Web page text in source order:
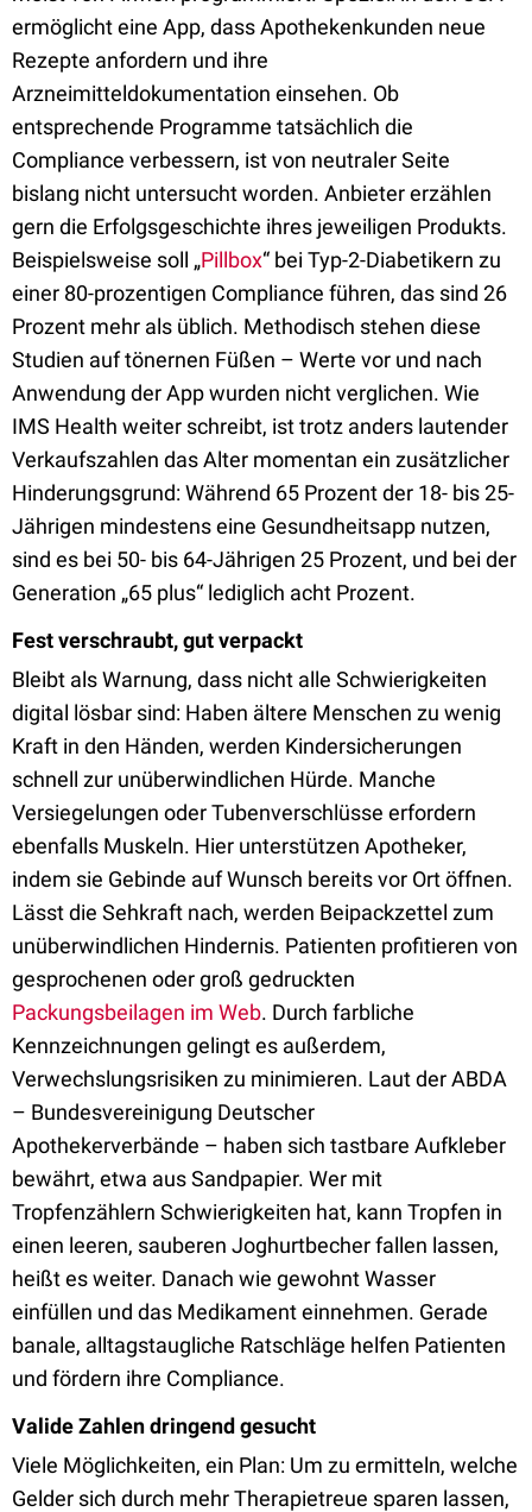
ermöglicht eine App, dass Apothekenkunden neue
Rezepte anfordern und ihre
Arzneimitteldokumentation einsehen. Ob
entsprechende Programme tatsächlich die
Compliance verbessern, ist von neutraler Seite
bislang nicht untersucht worden. Anbieter erzählen
gern die Erfolgsgeschichte ihres jeweiligen Produkts.
Beispielsweise soll „Pillbox“ bei Typ-2-Diabetikern zu
einer 80-prozentigen Compliance führen, das sind 26
Prozent mehr als üblich. Methodisch stehen diese
Studien auf tönernen Füßen – Werte vor und nach
Anwendung der App wurden nicht verglichen. Wie
IMS Health weiter schreibt, ist trotz anders lautender
Verkaufszahlen das Alter momentan ein zusätzlicher
Hinderungsgrund: Während 65 Prozent der 18- bis 25-
Jährigen mindestens eine Gesundheitsapp nutzen,
sind es bei 50- bis 64-Jährigen 25 Prozent, und bei der
Generation „65 plus“ lediglich acht Prozent.
Fest verschraubt, gut verpackt
Bleibt als Warnung, dass nicht alle Schwierigkeiten
digital lösbar sind: Haben ältere Menschen zu wenig
Kraft in den Händen, werden Kindersicherungen
schnell zur unüberwindlichen Hürde. Manche
Versiegelungen oder Tubenverschlüsse erfordern
ebenfalls Muskeln. Hier unterstützen Apotheker,
indem sie Gebinde auf Wunsch bereits vor Ort öffnen.
Lässt die Sehkraft nach, werden Beipackzettel zum
unüberwindlichen Hindernis. Patienten profitieren von
gesprochenen oder groß gedruckten
Packungsbeilagen im Web. Durch farbliche
Kennzeichnungen gelingt es außerdem,
Verwechslungsrisiken zu minimieren. Laut der ABDA
– Bundesvereinigung Deutscher
Apothekerverbände – haben sich tastbare Aufkleber
bewährt, etwa aus Sandpapier. Wer mit
Tropfenzählern Schwierigkeiten hat, kann Tropfen in
einen leeren, sauberen Joghurtbecher fallen lassen,
heißt es weiter. Danach wie gewohnt Wasser
einfüllen und das Medikament einnehmen. Gerade
banale, alltagstaugliche Ratschläge helfen Patienten
und fördern ihre Compliance.
Valide Zahlen dringend gesucht
Viele Möglichkeiten, ein Plan: Um zu ermitteln, welche
Gelder sich durch mehr Therapietreue sparen lassen,